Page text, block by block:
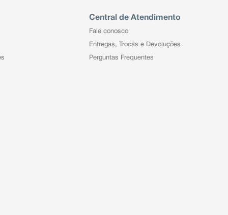
Central de Atendimento
Fale conosco
Entregas, Trocas e Devoluções
Perguntas Frequentes